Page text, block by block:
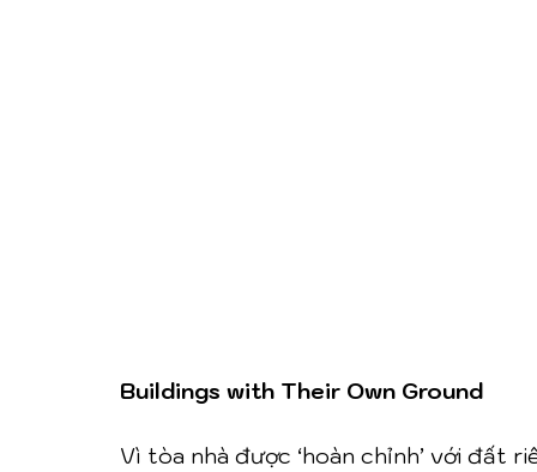
Buildings with Their Own Ground
Vì tòa nhà được ‘hoàn chỉnh’ với đất